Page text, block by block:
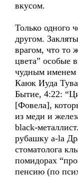
вкусом.
Только одного
другом.
врагом, что то
цвета” особые
чудным
Каюк Иуда
Бытие, 4:22:
[Фовела],
из меди и
black-
рубашку a-la
стоматолога
помидорах
пенсию (по